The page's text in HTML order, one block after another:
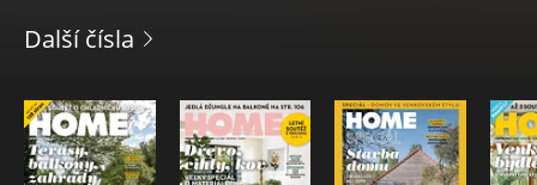
DOMOVA. ZAHRADA - MĚSÍC V ZAHRADĚ, NÉVŠTEVA V
ZAHRADY, ZAHRADNÍ TECHNIKA A NÁŘADÍ, RELAX.
Další čísla